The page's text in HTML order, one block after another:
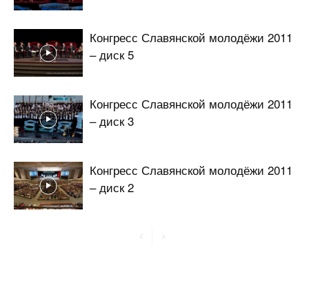
Конгресс Славянской молодёжи 2011
– диск 5
Конгресс Славянской молодёжи 2011
– диск 3
Конгресс Славянской молодёжи 2011
– диск 2